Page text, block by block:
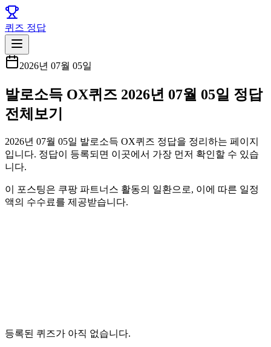
퀴즈 정답
2026년 07월 05일
발로소득 OX퀴즈 2026년 07월 05일 정답
전체보기
2026년 07월 05일 발로소득 OX퀴즈 정답을 정리하는 페이지
입니다. 정답이 등록되면 이곳에서 가장 먼저 확인할 수 있습
니다.
이 포스팅은 쿠팡 파트너스 활동의 일환으로, 이에 따른 일정
액의 수수료를 제공받습니다.
등록된 퀴즈가 아직 없습니다.